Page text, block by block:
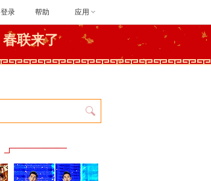
帮助 应用
登录
春联来了